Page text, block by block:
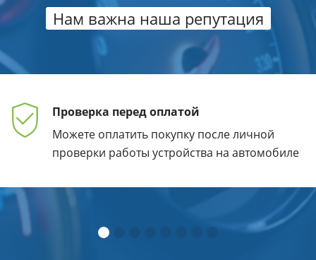
Нам важна наша репутация
Проверка передоплатой
Можете оплатить покупку после личной
проверки работы устройства на автомобиле